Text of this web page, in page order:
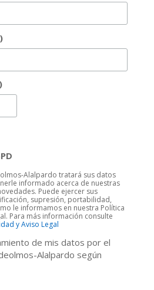
Alalpardo tratará sus datos
informado acerca de nuestras
Puede ejercer sus
supresión, portabilidad,
le informamos en nuestra Política
Para más información consulte
y Aviso Legal
de mis datos por el
Alalpardo según